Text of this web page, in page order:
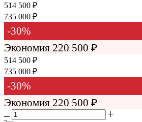
514 500 ₽
735 000 ₽
-30%
Экономия 220 500 ₽
514 500 ₽
735 000 ₽
-30%
Экономия 220 500 ₽